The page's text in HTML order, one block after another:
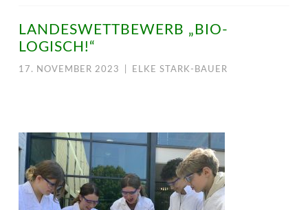
LANDESWETTBEWERB „BIO-
LOGISCH!“
17. NOVEMBER 2023 ELKE STARK-BAUER